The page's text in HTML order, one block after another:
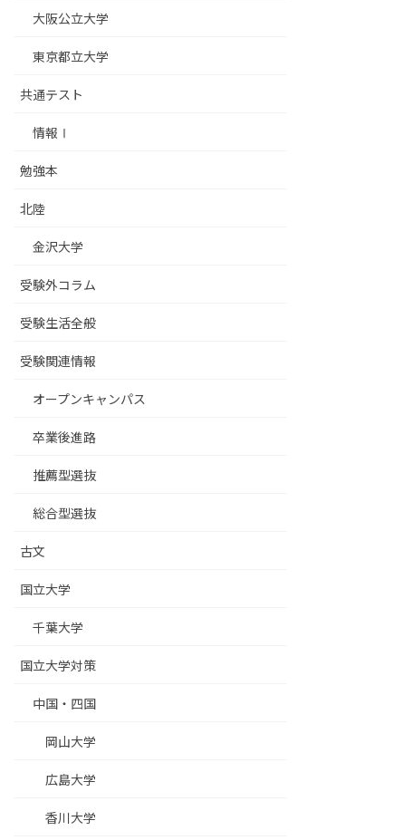
大阪公立大学
東京都立大学
共通テスト
情報Ⅰ
勉強本
北陸
金沢大学
受験外コラム
受験生活全般
受験関連情報
オープンキャンパス
卒業後進路
推薦型選抜
総合型選抜
古文
国立大学
千葉大学
国立大学対策
中国・四国
岡山大学
広島大学
香川大学